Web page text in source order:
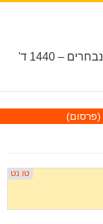
חדשות, מבזקי חדשות ומאמרים ממקורות נבחרים – 1440 ד'
(פרסום)